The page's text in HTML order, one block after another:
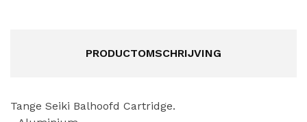
PRODUCTOMSCHRIJVING
Tange Seiki Balhoofd Cartridge.